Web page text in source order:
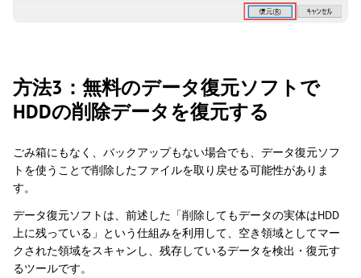
方法3：無料のデータ復元ソフトで
HDDの削除データを復元する
ごみ箱にもなく、バックアップもない場合でも、データ復元ソフ
トを使うことで削除したファイルを取り戻せる可能性がありま
す。
データ復元ソフトは、前述した「削除してもデータの実体はHDD
上に残っている」という仕組みを利用して、空き領域としてマー
クされた領域をスキャンし、残存しているデータを検出・復元す
るツールです。